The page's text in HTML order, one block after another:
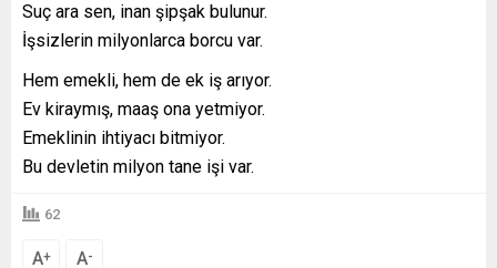
Suç ara sen, inan şipşak bulunur.
İşsizlerin milyonlarca borcu var.
Hem emekli, hem de ek iş arıyor.
Ev kiraymış, maaş ona yetmiyor.
Emeklinin ihtiyacı bitmiyor.
Bu devletin milyon tane işi var.
62
A+ A-